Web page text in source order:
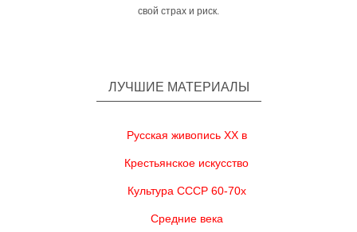
свой страх и риск.
ЛУЧШИЕ МАТЕРИАЛЫ
Русская живопись XX в
Крестьянское искусство
Культура СССР 60-70х
Средние века